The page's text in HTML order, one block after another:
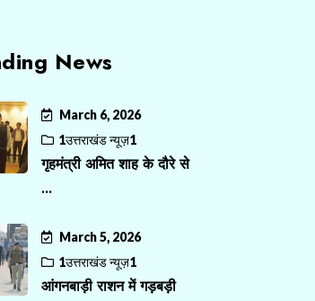
News
March 6, 2026
1उत्तराखंड न्यूज़1
गृहमंत्री अमित शाह के दौरे से
...
March 5, 2026
1उत्तराखंड न्यूज़1
आंगनबाड़ी राशन में गड़बड़ी